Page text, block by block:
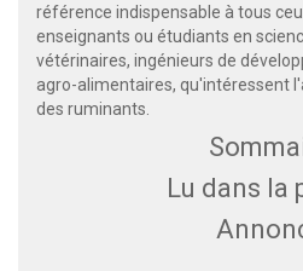
référence indispensable à tous
enseignants ou étudiants en
vétérinaires, ingénieurs de
agro-alimentaires, qu'intéressent
des ruminants.
Lu dans la